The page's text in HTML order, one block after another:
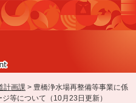
計画課 > 豊橋浄水場再整備等事業に係
等について（10月23日更新）